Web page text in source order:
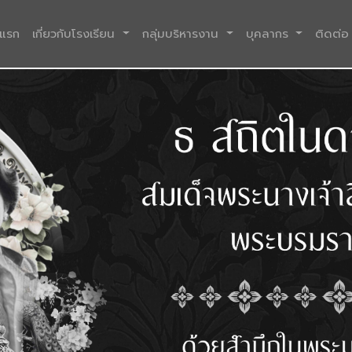
รก (current)
เกี่ยวกับโรงเรียน กลุ่มบริหารงาน บุคลากร ติดต่อ